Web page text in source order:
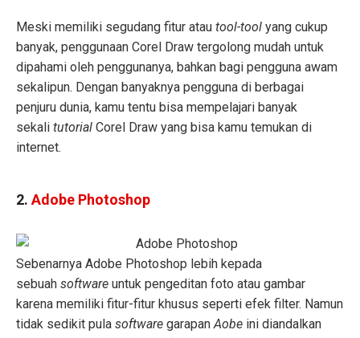
Meski memiliki segudang fitur atau tool-tool yang cukup
banyak, penggunaan Corel Draw tergolong mudah untuk
dipahami oleh penggunanya, bahkan bagi pengguna awam
sekalipun. Dengan banyaknya pengguna di berbagai
penjuru dunia, kamu tentu bisa mempelajari banyak
sekali tutorial Corel Draw yang bisa kamu temukan di
internet.
2.Adobe Photoshop
Sebenarnya Adobe Photoshop lebih kepada
sebuah software untuk pengeditan foto atau gambar
karena memiliki fitur-fitur khusus seperti efek filter. Namun
tidak sedikit pula software garapanAobe ini diandalkan